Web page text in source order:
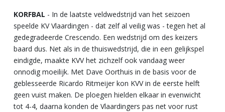
KORFBAL - In de laatste veldwedstrijd van het seizoen
speelde KV Vlaardingen - dat zelf al veilig was - tegen het al
gedegradeerde Crescendo. Een wedstrijd om des keizers
baard dus. Net als in de thuiswedstrijd, die in een gelijkspel
eindigde, maakte KVV het zichzelf ook vandaag weer
onnodig moeilijk. Met Dave Oorthuis in de basis voor de
geblesseerde Ricardo Ritmeijer kon KVV in de eerste helft
geen vuist maken. De ploegen hielden elkaar in evenwicht
tot 4-4, daarna konden de Vlaardingers pas net voor rust